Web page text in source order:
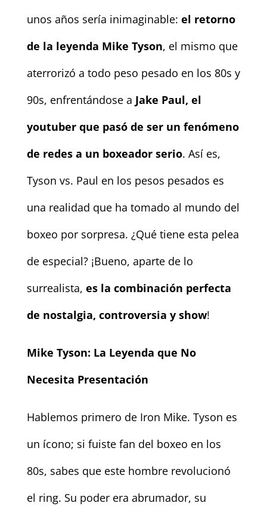
unos años sería inimaginable: el retorno
de la leyenda Mike Tyson, el mismo que
aterrorizó a todo peso pesado en los 80s y
90s, enfrentándose a Jake Paul, el
youtuber que pasó de ser un fenómeno
de redes a un boxeador serio. Así es,
Tyson vs. Paul en los pesos pesados es
una realidad que ha tomado al mundo del
boxeo por sorpresa. ¿Qué tiene esta pelea
de especial? ¡Bueno, aparte de lo
surrealista, es la combinación perfecta
de nostalgia, controversia y show!
Mike Tyson: La Leyenda que No
Necesita Presentación
Hablemos primero de Iron Mike. Tyson es
un ícono; si fuiste fan del boxeo en los
80s, sabes que este hombre revolucionó
el ring. Su poder era abrumador, su